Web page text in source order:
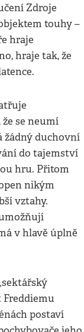
Zdroje
touhy –
hraje
hraje tak, že
se neumí
žádný duchovní
do tajemství
hru. Přitom
nikým
vztahy.
v hlavě úplně
postaví